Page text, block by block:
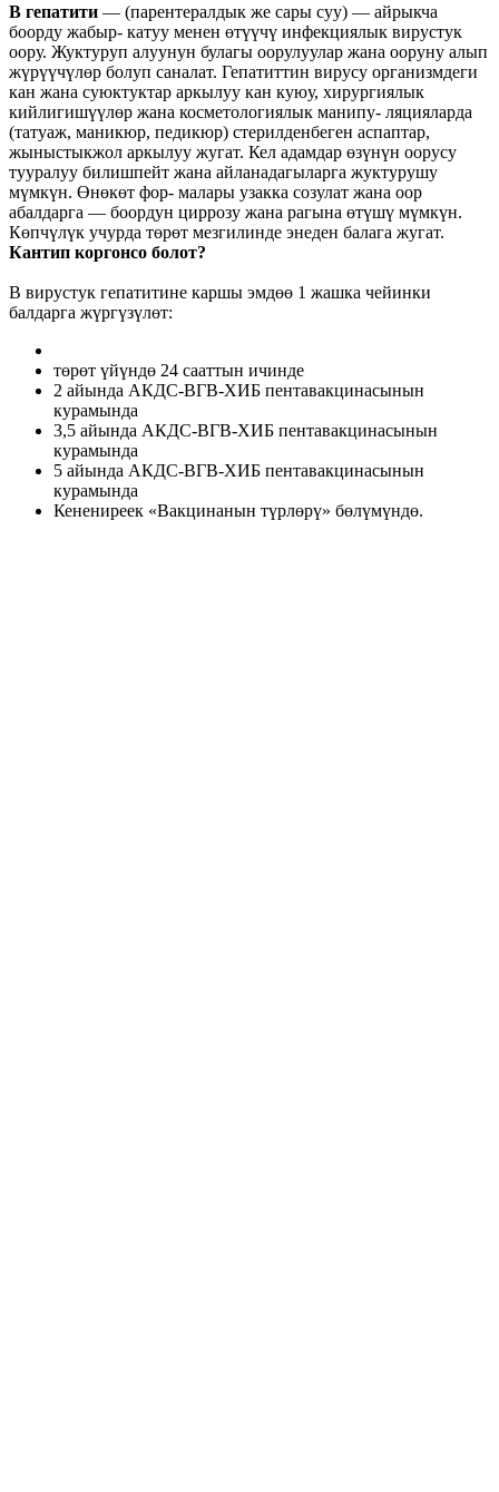
В гепатити — (парентералдык же сары суу) — айрыкча
боорду жабыр- катуу менен өтүүчү инфекциялык вирустук
оору. Жуктуруп алуунун булагы оорулуулар жана ооруну алып
жүрүүчүлөр болуп саналат. Гепатиттин вирусу организмдеги
кан жана суюктуктар аркылуу кан куюу, хирургиялык
кийлигишүүлөр жана косметологиялык манипу- ляцияларда
(татуаж, маникюр, педикюр) стерилденбеген аспаптар,
жыныстыкжол аркылуу жугат. Кел адамдар өзүнүн оорусу
тууралуу билишпейт жана айланадагыларга жуктурушу
мүмкүн. Өнөкөт фор- малары узакка созулат жана оор
абалдарга — боордун циррозу жана рагына өтүшү мүмкүн.
Көпчүлүк учурда төрөт мезгилинде энеден балага жугат.
Кантип коргонсо болот?
В вирустук гепатитине каршы эмдөө 1 жашка чейинки
балдарга жүргүзүлөт:
төрөт үйүндө 24 сааттын ичинде
2 айында АКДС-ВГВ-ХИБ пентавакцинасынын
курамында
3,5 айында АКДС-ВГВ-ХИБ пентавакцинасынын
курамында
5 айында АКДС-ВГВ-ХИБ пентавакцинасынын
курамында
Кенениреек «Вакцинанын түрлөрү» бөлүмүндө.